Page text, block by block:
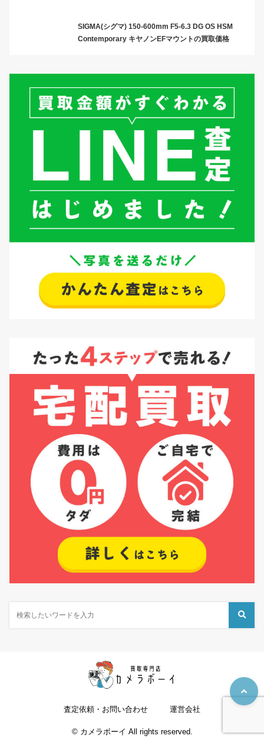
SIGMA(シグマ) 150-600mm F5-6.3 DG OS HSM
Contemporary キヤノンEFマウントの買取価格
査定依頼・お問い合わせ 運営会社
© カメラボーイ All rights reserved.